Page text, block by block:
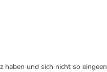
und sich nicht so